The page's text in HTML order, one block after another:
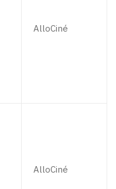
AlloCiné
AlloCiné